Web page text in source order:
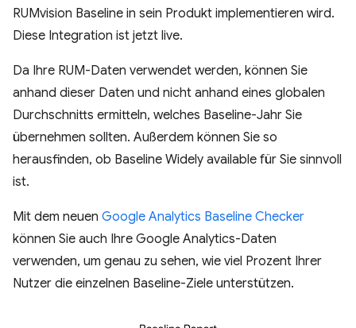
RUMvision Baseline in sein Produkt implementieren wird.
Diese Integration ist jetzt live.
Da Ihre RUM-Daten verwendet werden, können Sie
anhand dieser Daten und nicht anhand eines globalen
Durchschnitts ermitteln, welches Baseline-Jahr Sie
übernehmen sollten. Außerdem können Sie so
herausfinden, ob Baseline Widely available für Sie sinnvoll
ist.
Mit dem neuen Google Analytics Baseline Checker
können Sie auch Ihre Google Analytics-Daten
verwenden, um genau zu sehen, wie viel Prozent Ihrer
Nutzer die einzelnen Baseline-Ziele unterstützen.